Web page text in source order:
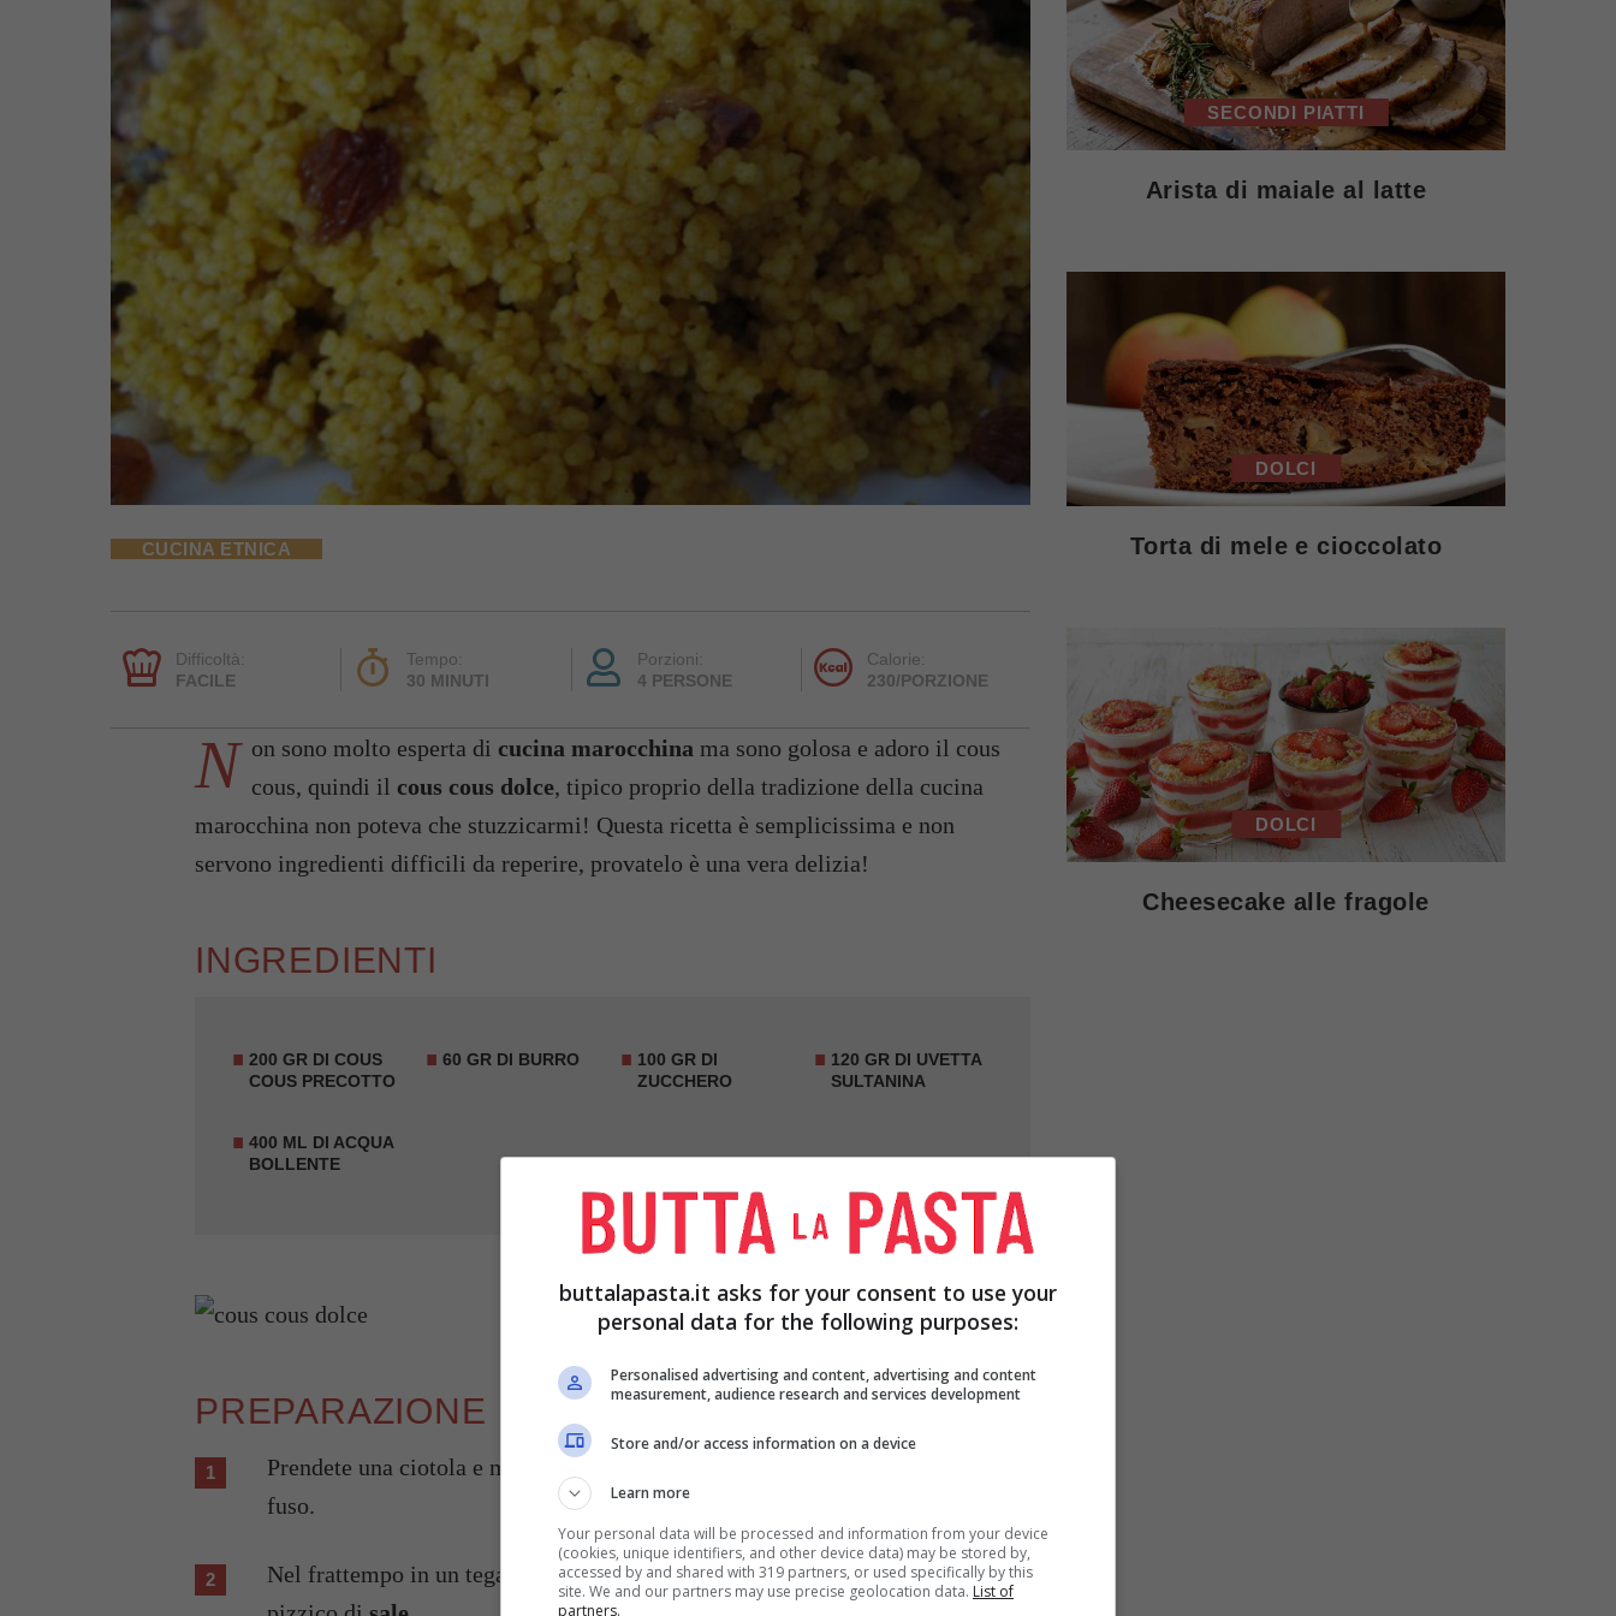
CUCINA ETNICA
Difficoltà:
FACILE
Tempo:
30 MINUTI
Porzioni:
4 PERSONE
Calorie:
230/PORZIONE
N on sono molto esperta di cucina marocchina ma sono golosa e adoro il cous
cous, quindi il cous cous dolce, tipico proprio della tradizione della cucina
marocchina non poteva che stuzzicarmi! Questa ricetta è semplicissima e non
servono ingredienti difficili da reperire, provatelo è una vera delizia!
INGREDIENTI
200 GR DI COUS
COUS PRECOTTO
60 GR DI BURRO
100 GR DI
ZUCCHERO
120 GR DI UVETTA
SULTANINA
400 ML DI ACQUA
BOLLENTE
PREPARAZIONE
Prendete una ciotola e mettete il cous cous, l’
fuso.
Nel frattempo in un tegame portate a ebollizione 400 ml di acquacon un
SECONDI PIATTI
Arista di maiale al latte
DOLCI
Torta di mele e cioccolato
DOLCI
Cheesecake alle fragole
buttalapasta.it asks for your consent to use your
personal data for the following purposes:
Personalised advertising and content, advertising and content
measurement, audience research and services development
Store and/or access information on a device
Learn more
Your personal data will be processed and information from your device
(cookies, unique identifiers, and other device data) may be stored by,
accessed by and shared with 319 partners, or used specifically by this
site. We and our partners may use precise geolocation data. List of
partners.